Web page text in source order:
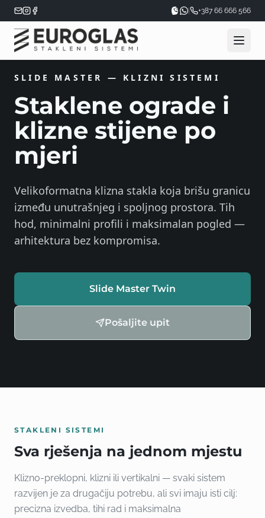
+387 66 666 566
SLIDE MASTER — KLIZNI SISTEMI
Staklene ograde i
klizne stijene po
mjeri
Velikoformatna klizna stakla koja brišu granicu
između unutrašnjeg i spoljnog prostora. Tih
hod, minimalni profili i maksimalan pogled —
arhitektura bez kompromisa.
Slide Master Twin
Pošaljite upit
STAKLENI SISTEMI
Sva rješenja na jednom mjestu
Klizno-preklopni, klizni ili vertikalni — svaki sistem
razvijen je za drugačiju potrebu, ali svi imaju isti cilj:
precizna izvedba, tihi rad i maksimalna